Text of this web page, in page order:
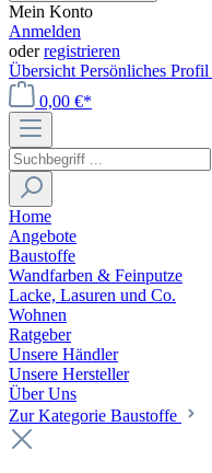
Mein Konto
Anmelden
oderregistrieren
Übersicht Persönliches Profil
0,00 €*
Home
Angebote
Baustoffe
Wandfarben & Feinputze
Lacke, Lasuren und Co.
Wohnen
Ratgeber
Unsere Händler
Unsere Hersteller
Über Uns
Zur Kategorie Baustoffe